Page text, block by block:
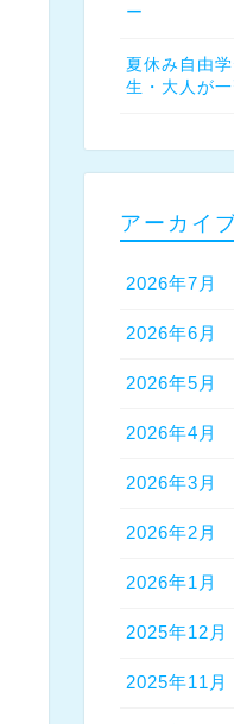
ー
夏休み自由
生・大人が
アーカイ
2026年7月
2026年6月
2026年5月
2026年4月
2026年3月
2026年2月
2026年1月
2025年12月
2025年11月